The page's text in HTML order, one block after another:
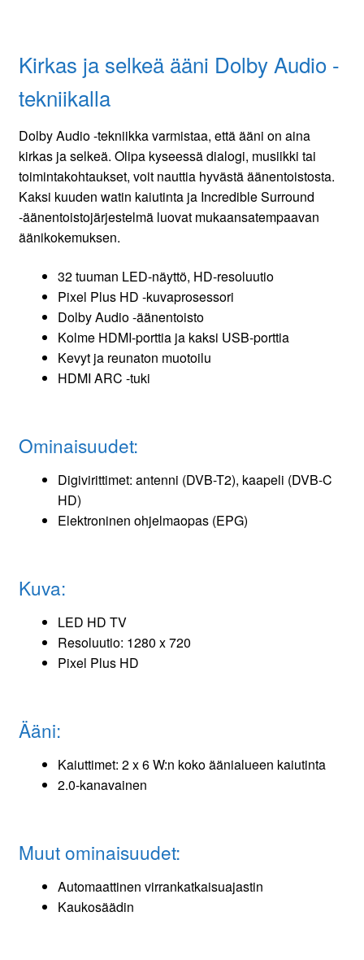
Kirkas ja selkeä ääni Dolby Audio -
tekniikalla
Dolby Audio -tekniikka varmistaa, että ääni on aina
kirkas ja selkeä. Olipa kyseessä dialogi, musiikki tai
toimintakohtaukset, voit nauttia hyvästä äänentoistosta.
Kaksi kuuden watin kaiutinta ja Incredible Surround
-äänentoistojärjestelmä luovat mukaansatempaavan
äänikokemuksen.
32 tuuman LED-näyttö, HD-resoluutio
Pixel Plus HD -kuvaprosessori
Dolby Audio -äänentoisto
Kolme HDMI-porttia ja kaksi USB-porttia
Kevyt ja reunaton muotoilu
HDMI ARC -tuki
Ominaisuudet:
Digivirittimet: antenni (DVB-T2), kaapeli (DVB-C
HD)
Elektroninen ohjelmaopas (EPG)
Kuva:
LED HD TV
Resoluutio: 1280 x 720
Pixel Plus HD
Ääni:
Kaiuttimet: 2 x 6 W:n koko äänialueen kaiutinta
2.0-kanavainen
Muut ominaisuudet:
Automaattinen virrankatkaisuajastin
Kaukosäädin